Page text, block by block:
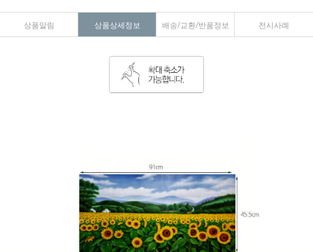
상품알림 상품상세정보 배송/교환/반품정보 전시사례